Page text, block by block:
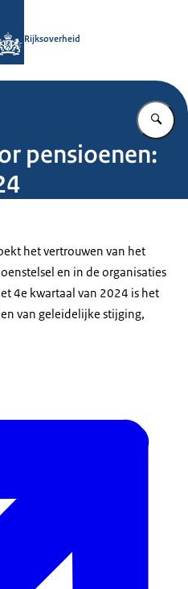
Rijksoverheid
pensioenen:
het vertrouwen van het
en in de organisaties
4e kwartaal van 2024 is het
van geleidelijke stijging,